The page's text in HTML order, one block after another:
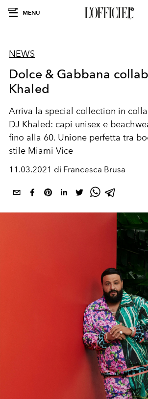
MENU
NEWS
Dolce & Gabbana
Khaled
Arriva la special collection in
DJ Khaled: capi unisex e
fino alla 60. Unione perfetta tra
stile Miami Vice
11.03.2021 di Francesca Brusa